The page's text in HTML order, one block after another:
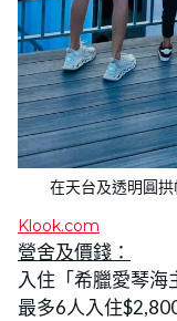
在天台及透明圓
Klook.com
營舍及價錢：
入住「希臘愛琴海
最多6人入住